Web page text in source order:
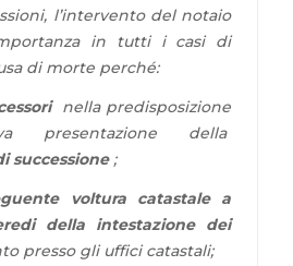
l’intervento del notaio
in tutti i casi di
di morte perché:
nella predisposizione
presentazione della
successione ;
voltura catastale a
della intestazione dei
presso gli uffici catastali;